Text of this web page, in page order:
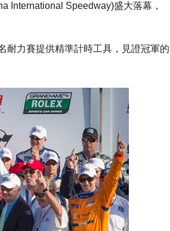
International Speedway)盛大落幕，
耐力賽提供精準計時工具，見證冠軍的